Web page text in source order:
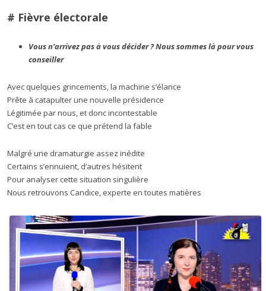
# Fièvre électorale
Vous n’arrivez pas à vous décider ? Nous sommes là pour vous
conseiller
Avec quelques grincements, la machine s’élance
Prête à catapulter une nouvelle présidence
Légitimée par nous, et donc incontestable
C’est en tout cas ce que prétend la fable
Malgré une dramaturgie assez inédite
Certains s’ennuient, d’autres hésitent
Pour analyser cette situation singulière
Nous retrouvons Candice, experte en toutes matières